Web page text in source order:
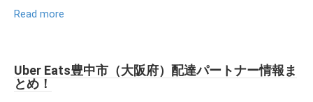
Read more
Uber Eats豊中市（大阪府）配達パートナー情報ま
とめ！